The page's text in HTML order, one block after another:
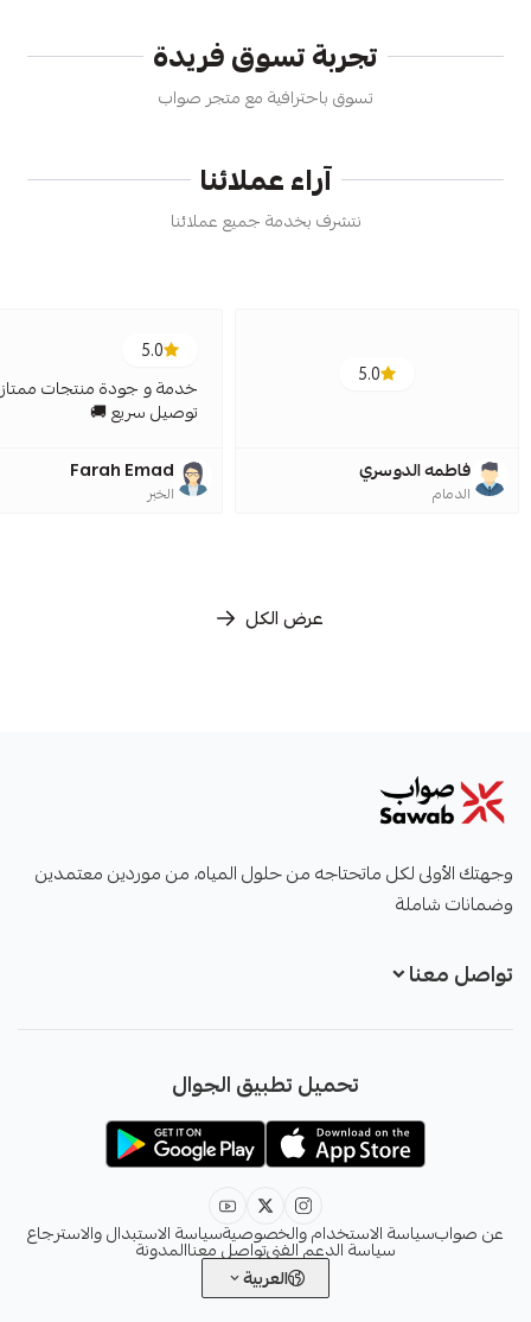
تجربة تسوق فريدة
تسوق باحترافية مع متجر صواب
آراء عملائنا
نتشرف بخدمة جميع عملائنا
5.0
فاطمه الدوسري
الدمام
5.0
خدمة و جودة منتجات
توصيل سريع 🚚
Farah Emad
الخبر
عرض الكل
وجهتك الأولى لكل ماتحتاجه من حلول المياه، من موردين معتمدين
وضمانات شاملة
تواصل معنا
info@sawab.app
تحميل تطبيق الجوال
عن صوابسياسة الاستخدام والخصوصيةسياسة الاستبدال والاسترجاع
سياسة الدعم الفنيتواصل معناالمدونة
العربية